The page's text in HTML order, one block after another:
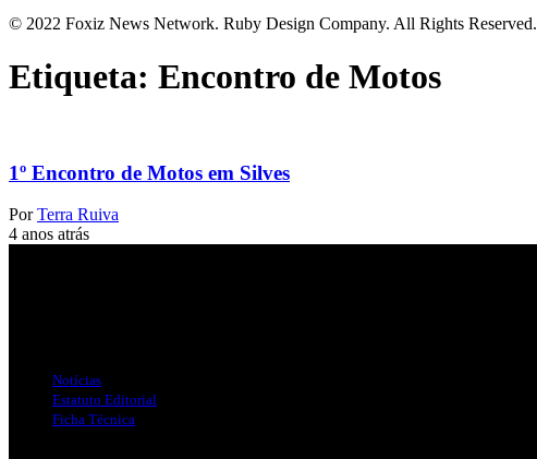
© 2022 Foxiz News Network. Ruby Design Company. All Rights Reserved.
Etiqueta: Encontro de Motos
1º Encontro de Motos em Silves
Por Terra Ruiva
4 anos atrás
Notícias
Estatuto Editorial
Ficha Técnica